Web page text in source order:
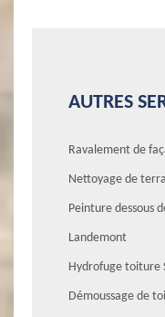
AUTRES
Ravalement de
Nettoyage de
Peinture dessous
Landemont
Hydrofuge toiture
Démoussage de